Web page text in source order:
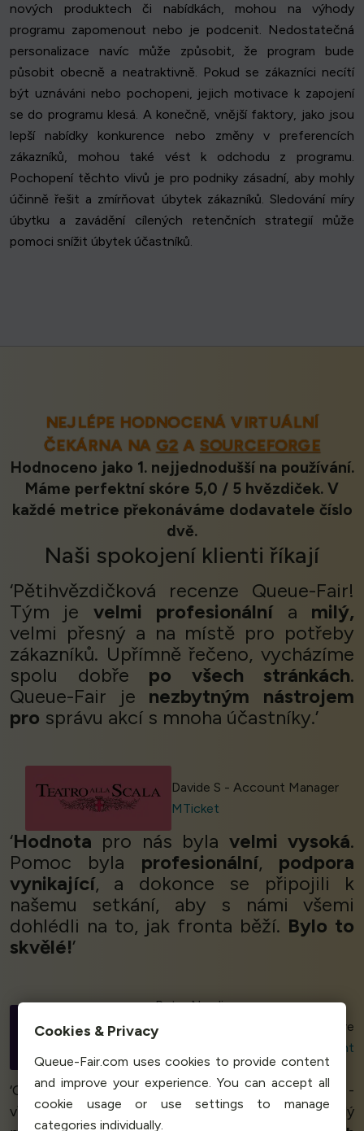
nových produktech či nabídkách, mohou na výhody
programu zapomenout nebo je podcenit. Nedostatečná
personalizace navíc může způsobit, že program bude
působit obecně a neatraktivně. Pokud se zákazníci necítí
být uznáváni nebo pochopeni, jejich motivace k zapojení
se do programu klesá. A konečně, vnější faktory, jako jsou
lepší nabídky konkurence nebo změny v preferencích
zákazníků, mohou také vést k odchodu z programu.
Pochopení těchto vlivů je pro podniky zásadní, aby mohly
účinně řešit a zmírňovat úbytek zákazníků. Sledování míry
úbytku a zavádění cílených retenčních strategií může
pomoci snížit úbytek účastníků.
NEJLÉPE HODNOCENÁ VIRTUÁLNÍ
ČEKÁRNA NA G2 A SOURCEFORGE
Hodnoceno jako 1. nejjednodušší na používání.
Máme perfektní skóre 5,0 / 5 hvězdiček. V
každé metrice překonáváme dodavatele číslo
dvě.
Naši spokojení klienti říkají
‘Pětihvězdičková recenze Queue-Fair!
Tým je velmi profesionálnía milý,
velmi přesný a na místě pro potřeby
zákazníků. Upřímně řečeno, vycházíme
spolu dobře po všech stránkách.
Queue-Fair je nezbytným nástrojem
pro správu akcí s mnoha účastníky.’
Davide S - Account Manager
MTicket
‘Hodnota pro nás byla velmi vysoká.
Pomoc byla profesionální, podpora
vynikající, a dokonce se připojili k
našemu setkání, aby s námi všemi
dohlédli na to, jak fronta běží. Bylo to
skvělé!’
Peter Nordin
Project Manager, Infrastructure
Swedish Board of Student
Finance
‘Queue-Fair je upřímně řečenoúžasný produkt
-
vřele doporučujeme.
Kéž bychom přešli dříve!Celý
Cookies & Privacy
Queue-Fair.com uses cookies to provide content
and improve your experience. You can accept all
cookie usage or use settings to manage
categories individually.